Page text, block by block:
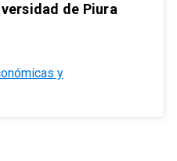
de Piura
y